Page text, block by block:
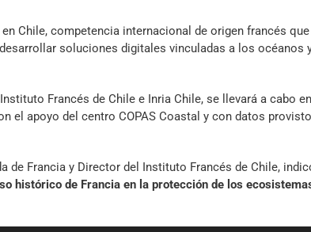
Chile, competencia internacional de origen francés que
soluciones digitales vinculadas a los océanos
Francés de Chile e Inria Chile, se llevará a cabo
el apoyo del centro COPAS Coastal y con datos
de Francia y Director del Instituto Francés de Chile,
histórico de Francia en la protección de los